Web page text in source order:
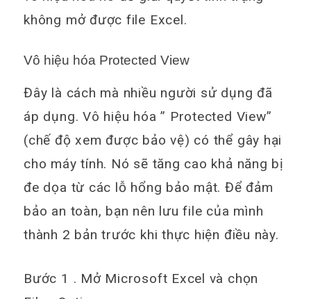
không mở được file Excel.
Vô hiệu hóa Protected View
Đây là cách mà nhiều người sử dụng đã
áp dụng. Vô hiệu hóa ” Protected View”
(chế độ xem được bảo vệ) có thể gây hại
cho máy tính. Nó sẽ tăng cao khả năng bị
đe dọa từ các lỗ hổng bảo mật. Để đảm
bảo an toàn, bạn nên lưu file của mình
thành 2 bản trước khi thực hiện điều này.
Bước 1 . Mở Microsoft Excel và chọn